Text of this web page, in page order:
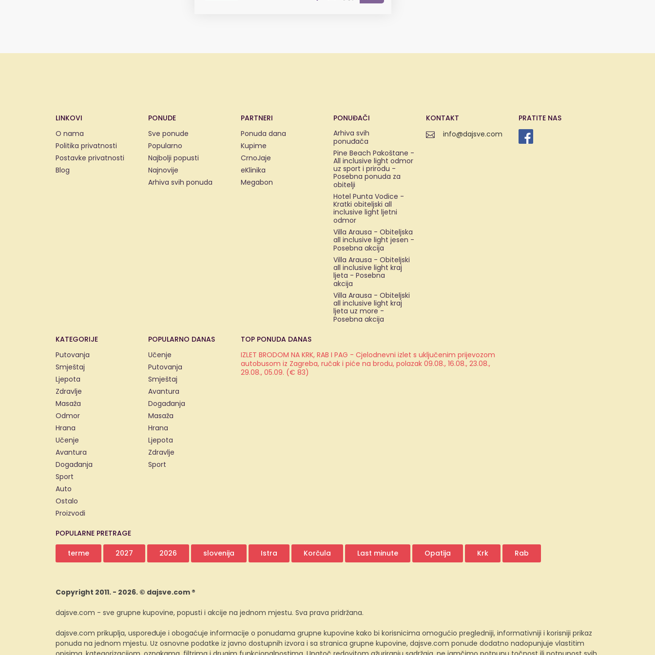
LINKOVI
O nama
Politika privatnosti
Postavke privatnosti
Blog
PONUDE
Sve ponude
Popularno
Najbolji popusti
Najnovije
Arhiva svih ponuda
PARTNERI
Ponuda dana
Kupime
CrnoJaje
eKlinika
Megabon
PONUĐAČI
Arhiva svih
ponuđača
Pine Beach Pakoštane -
All inclusive light odmor
uz sport i prirodu -
Posebna ponuda za
obitelji
Hotel Punta Vodice -
Kratki obiteljski all
inclusive light ljetni
odmor
Villa Arausa - Obiteljska
all inclusive light jesen -
Posebna akcija
Villa Arausa - Obiteljski
all inclusive light kraj
ljeta - Posebna
akcija
Villa Arausa - Obiteljski
all inclusive light kraj
ljeta uz more -
Posebna akcija
KONTAKT
info@dajsve.com
PRATITE NAS
KATEGORIJE
Putovanja
Smještaj
Ljepota
Zdravlje
Masaža
Odmor
Hrana
Učenje
Avantura
Događanja
Sport
Auto
Ostalo
Proizvodi
POPULARNO DANAS
Učenje
Putovanja
Smještaj
Avantura
Događanja
Masaža
Hrana
Ljepota
Zdravlje
Sport
TOP PONUDA DANAS
IZLET BRODOM NA KRK, RAB I PAG - Cjelodnevni izlet s uključenim prijevozom
autobusom iz Zagreba, ručak i piće na brodu, polazak 09.08., 16.08., 23.08.,
29.08., 05.09. (€ 83)
POPULARNE PRETRAGE
terme 2027 2026 slovenija Istra Korčula Last minute Opatija Krk Rab
Copyright 2011. - 2026. © dajsve.com ®
dajsve.com - sve grupne kupovine, popusti i akcije na jednom mjestu. Sva prava pridržana.
dajsve.com prikuplja, uspoređuje i obogaćuje informacije o ponudama grupne kupovine kako bi korisnicima omogućio pregledniji, informativniji i korisniji prikaz
ponuda na jednom mjestu. Uz osnovne podatke iz javno dostupnih izvora i sa stranica grupne kupovine, dajsve.com ponude dodatno nadopunjuje vlastitim